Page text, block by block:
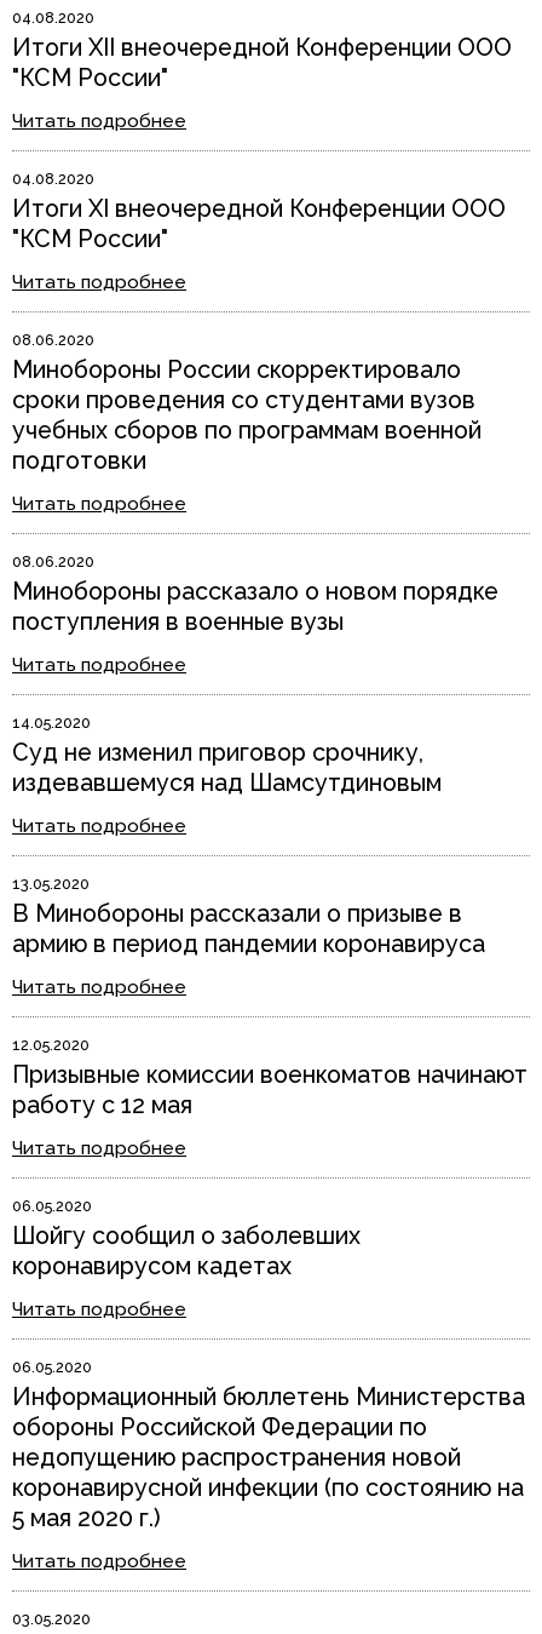
04.08.2020
Итоги XII внеочередной Конференции ООО
"КСМ России"
Читать подробнее
04.08.2020
Итоги XI внеочередной Конференции ООО
"КСМ России"
Читать подробнее
08.06.2020
Минобороны России скорректировало
сроки проведения со студентами вузов
учебных сборов по программам военной
подготовки
Читать подробнее
08.06.2020
Минобороны рассказало о новом порядке
поступления в военные вузы
Читать подробнее
14.05.2020
Суд не изменил приговор срочнику,
издевавшемуся над Шамсутдиновым
Читать подробнее
13.05.2020
В Минобороны рассказали о призыве в
армию в период пандемии коронавируса
Читать подробнее
12.05.2020
Призывные комиссии военкоматов начинают
работу с 12 мая
Читать подробнее
06.05.2020
Шойгу сообщил о заболевших
коронавирусом кадетах
Читать подробнее
06.05.2020
Информационный бюллетень Министерства
обороны Российской Федерации по
недопущению распространения новой
коронавирусной инфекции (по состоянию на
5 мая 2020 г.)
Читать подробнее
03.05.2020